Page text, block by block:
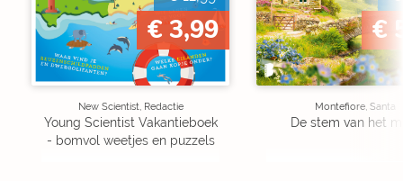
€ 3,99
New Scientist, Redactie
Young Scientist Vakantieboek
- bomvol weetjes en puzzels
€
Montefiore, Santa
De stem van het